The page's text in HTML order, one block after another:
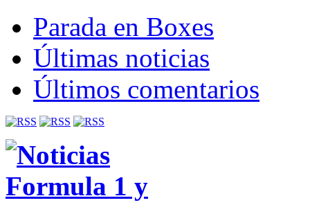
Parada en Boxes
Últimas noticias
Últimos comentarios